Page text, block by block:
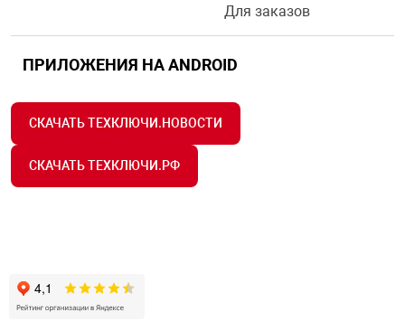
Для заказов
ПРИЛОЖЕНИЯ НА ANDROID
СКАЧАТЬ ТЕХКЛЮЧИ.НОВОСТИ
СКАЧАТЬ ТЕХКЛЮЧИ.РФ